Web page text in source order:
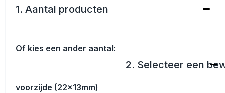
Levensmiddelen
Heuptassen
1. Aantal producten
Of kies een ander aantal:
2. Selecteer een
voorzijde (22x13mm)